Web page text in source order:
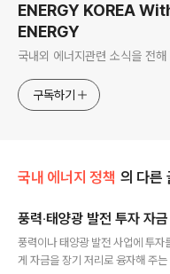
ENERGY KOREA
ENERGY
국내외 에너지관련 소식을 전
구독하기
국내 에너지 정책 의 다른
풍력‧태양광 발전 투자 자
풍력이나 태양광 발전 사업에 투자
게 자금을 장기 저리로 융자해 주